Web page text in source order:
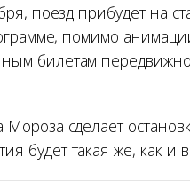
поезд прибудет на
помимо
билетам
сделает
будет такая же, как и